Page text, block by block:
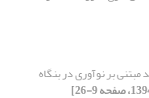
بر نوآوری در بنگاه